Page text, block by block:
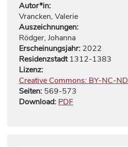
Autor*in:
Vrancken, Valerie
Auszeichnungen:
Rödger, Johanna
Erscheinungsjahr: 2022
Residenzstadt1312-1383
Lizenz:
Creative Commons: BY-NC-ND
Seiten: 569-573
Download: PDF